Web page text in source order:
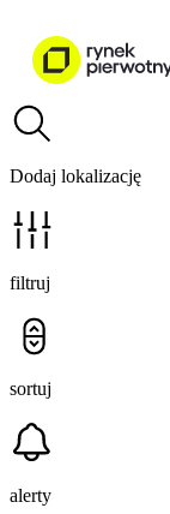
Dodaj lokalizację
filtruj
sortuj
alerty